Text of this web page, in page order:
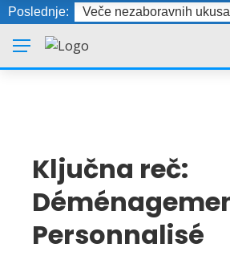
Poslednje: Veče nezaboravnih
Ključna reč:
Personnalisé